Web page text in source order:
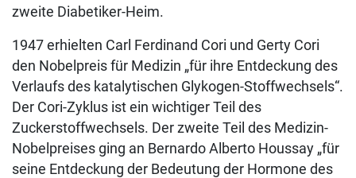
zweite Diabetiker-Heim.
1947 erhielten Carl Ferdinand Cori und Gerty Cori
den Nobelpreis für Medizin „für ihre Entdeckung des
Verlaufs des katalytischen Glykogen-Stoffwechsels“.
Der Cori-Zyklus ist ein wichtiger Teil des
Zuckerstoffwechsels. Der zweite Teil des Medizin-
Nobelpreises ging an Bernardo Alberto Houssay „für
seine Entdeckung der Bedeutung der Hormone des